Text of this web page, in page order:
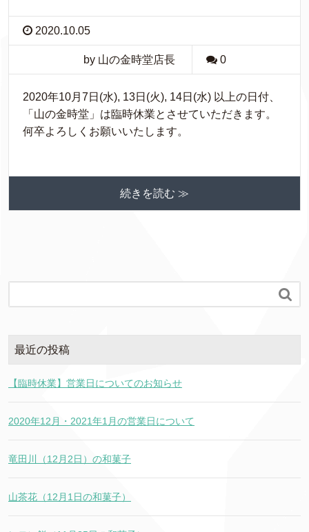
2020.10.05
by 山の金時堂店長 0
2020年10月7日(水), 13日(火), 14日(水) 以上の日付、
「山の金時堂」は臨時休業とさせていただきます。
何卒よろしくお願いいたします。
続きを読む ≫

最近の投稿
【臨時休業】営業日についてのお知らせ
2020年12月・2021年1月の営業日について
竜田川（12月2日）の和菓子
山茶花（12月1日の和菓子）